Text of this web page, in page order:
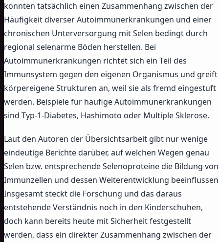
konnten tatsächlich einen Zusammenhang zwischen der
Häufigkeit diverser Autoimmunerkrankungen und einer
chronischen Unterversorgung mit Selen bedingt durch
regional selenarme Böden herstellen. Bei
Autoimmunerkrankungen richtet sich ein Teil des
Immunsystem gegen den eigenen Organismus und greift
körpereigene Strukturen an, weil sie als fremd eingestuft
werden. Beispiele für häufige Autoimmunerkrankungen
sind Typ-1-Diabetes, Hashimoto oder Multiple Sklerose.
Laut den Autoren der Übersichtsarbeit gibt nur wenige
eindeutige Berichte darüber, auf welchen Wegen genau
Selen bzw. entsprechende Selenoproteine die Bildung von
Immunzellen und dessen Weiterentwicklung
Insgesamt steckt die Forschung und das daraus
entstehende Verständnis noch in den Kinderschuhen,
doch kann bereits heute mit Sicherheit festgestellt
werden, dass ein direkter Zusammenhang zwischen der